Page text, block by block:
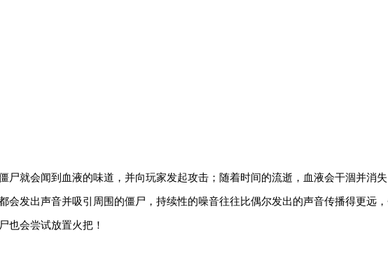
就会闻到血液的味道，并向玩家发起攻击；随着时间的流逝，血液会干涸并消失
发出声音并吸引周围的僵尸，持续性的噪音往往比偶尔发出的声音传播得更远，
也会尝试放置火把！